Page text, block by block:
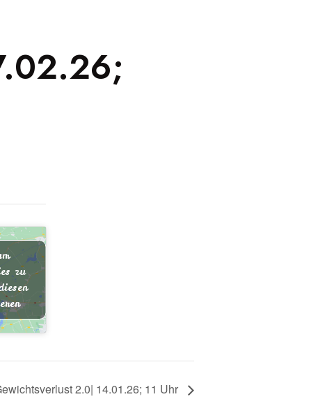
zu
2.0| 14.01.26; 11 Uhr